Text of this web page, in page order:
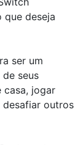
que deseja
ser um
seus
casa, jogar
desafiar outros